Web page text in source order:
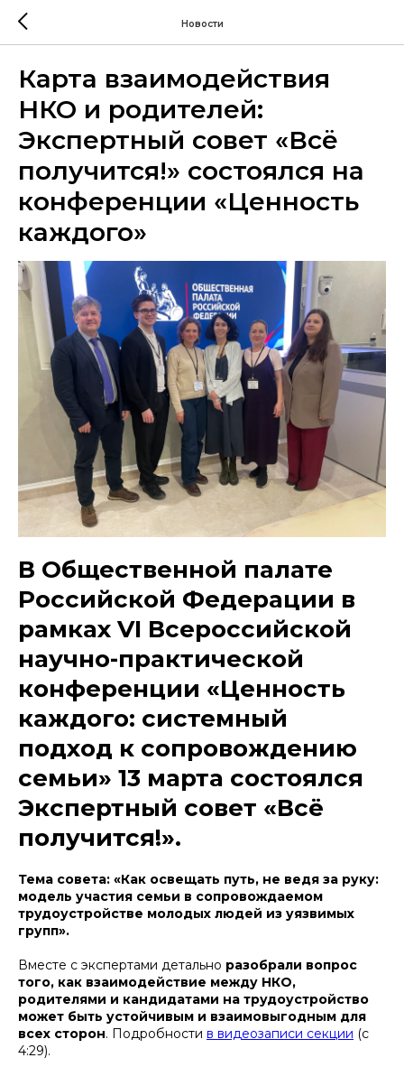
Новости
Карта взаимодействия
НКО и родителей:
Экспертный совет «Всё
получится!» состоялся на
конференции «Ценность
каждого»
В Общественной палате
Российской Федерации в
рамках VI Всероссийской
научно-практической
конференции «Ценность
каждого: системный
подход к сопровождению
семьи» 13 марта состоялся
Экспертный совет «Всё
получится!».
Тема совета: «Как освещать путь, не ведя за руку:
модель участия семьи в сопровождаемом
трудоустройстве молодых людей из уязвимых
групп».
Вместе с экспертами детально разобрали вопрос
того, как взаимодействие между НКО,
родителями и кандидатами на трудоустройство
может быть устойчивым и взаимовыгодным для
всех сторон. Подробности в видеозаписи секции (с
4:29).